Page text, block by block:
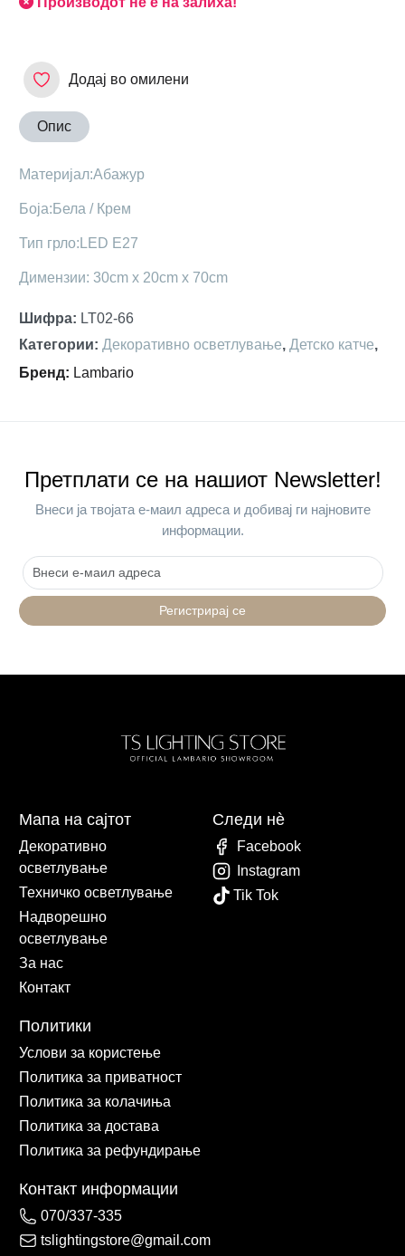
Додај во омилени
Опис
Материјал:Абажур
Боја:Бела / Крем
Тип грло:LED E27
Димензии: 30cm x 20cm x 70cm
Шифра: LT02-66
Категории: Декоративно осветлување, Детскo катче,
Бренд: Lambario
Претплати се на нашиот Newsletter!
Внеси ја твојата е-маил адреса и добивај ги најновите
информации.
Регистрирај се
Мапа на сајтот
Декоративно
осветлување
Техничко осветлување
Надворешно
осветлување
За нас
Контакт
Политики
Услови за користење
Политика за приватност
Политика за колачиња
Политика за достава
Политика за рефундирање
Контакт информации
070/337-335
tslightingstore@gmail.com
Следи нè
Facebook
Instagram
Tik Tok